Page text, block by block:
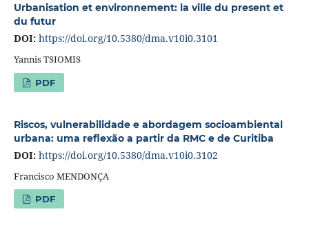
Urbanisation et environnement: la ville du present et
du futur
DOI: https://doi.org/10.5380/dma.v10i0.3101
Yannis TSIOMIS
PDF
Riscos, vulnerabilidade e abordagem socioambiental
urbana: uma reflexão a partir da RMC e de Curitiba
DOI: https://doi.org/10.5380/dma.v10i0.3102
Francisco MENDONÇA
PDF